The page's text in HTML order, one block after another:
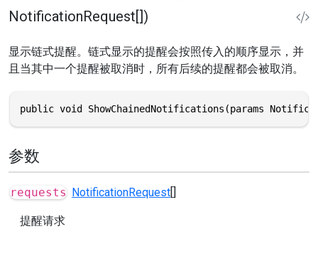
NotificationRequest[])
显示链式提醒。链式显示的提醒会按照传入的顺序显示，并
且当其中一个提醒被取消时，所有后续的提醒都会被取消。
public void ShowChainedNotifications(params
参数
requests NotificationRequest
提醒请求